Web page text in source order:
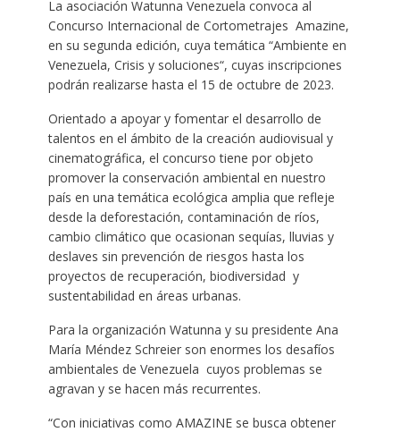
La asociación Watunna Venezuela convoca al
Concurso Internacional de Cortometrajes Amazine,
en su segunda edición, cuya temática “Ambiente en
Venezuela, Crisis y soluciones“, cuyas inscripciones
podrán realizarse hasta el 15 de octubre de 2023.
Orientado a apoyar y fomentar el desarrollo de
talentos en el ámbito de la creación audiovisual y
cinematográfica, el concurso tiene por objeto
promover la conservación ambiental en nuestro
país en una temática ecológica amplia que refleje
desde la deforestación, contaminación de ríos,
cambio climático que ocasionan sequías, lluvias y
deslaves sin prevención de riesgos hasta los
proyectos de recuperación, biodiversidad y
sustentabilidad en áreas urbanas.
Para la organización Watunna y su presidente Ana
María Méndez Schreier son enormes los desafíos
ambientales de Venezuela cuyos problemas se
agravan y se hacen más recurrentes.
“Con iniciativas como AMAZINE se busca obtener